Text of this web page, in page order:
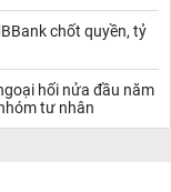
chốt quyền, tỷ
hối nửa đầu năm
tư nhân